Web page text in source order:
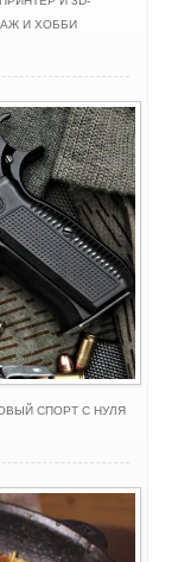
И ХОББИ
СПОРТ С НУЛЯ